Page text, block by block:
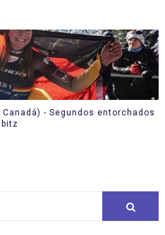
- Segundos entorchados